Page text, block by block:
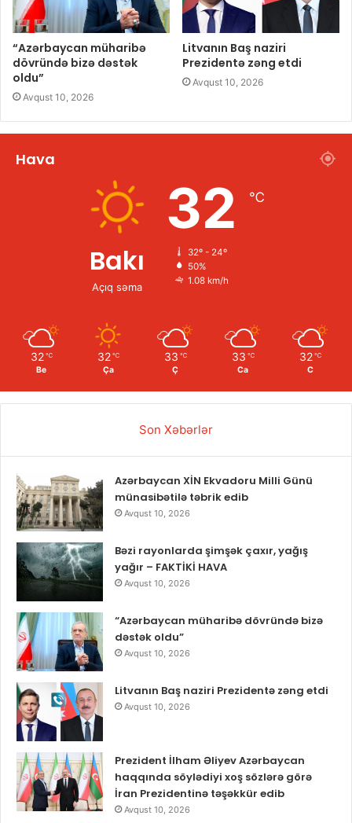
“Azərbaycan müharibə
dövründə bizə dəstək
oldu”
Avqust 10, 2026
Litvanın Baş naziri
Prezidentə zəng etdi
Avqust 10, 2026
Hava
Bakı
Açıq səma
32 ℃
32º - 24º
50%
1.08 km/h
32 ℃
Be
32 ℃
Ça
33 ℃
Ç
33 ℃
Ca
32 ℃
C
Son Xəbərlər
Azərbaycan XİN Ekvadoru Milli Günü
münasibətilə təbrik edib
Avqust 10, 2026
Bəzi rayonlarda şimşək çaxır, yağış
yağır – FAKTİKİ HAVA
Avqust 10, 2026
“Azərbaycan müharibə dövründə bizə
dəstək oldu”
Avqust 10, 2026
Litvanın Baş naziri Prezidentə zəng etdi
Avqust 10, 2026
Prezident İlham Əliyev Azərbaycan
haqqında söylədiyi xoş sözlərə görə
İran Prezidentinə təşəkkür edib
Avqust 10, 2026